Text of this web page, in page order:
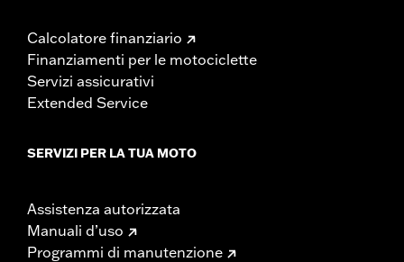
Calcolatore finanziario
Finanziamenti per le motociclette
Servizi assicurativi
Extended Service
SERVIZI PER LA TUA MOTO
Assistenza autorizzata
Manuali d’uso
Programmi di manutenzione